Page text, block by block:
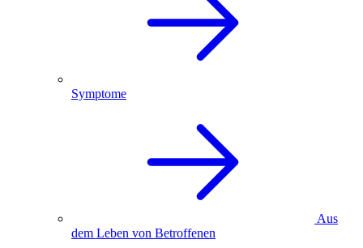
Symptome
Aus
dem Leben von Betroffenen